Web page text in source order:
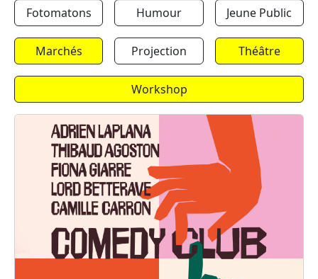
Fotomatons Humour Jeune Public
Marchés Projection Théâtre
Workshop